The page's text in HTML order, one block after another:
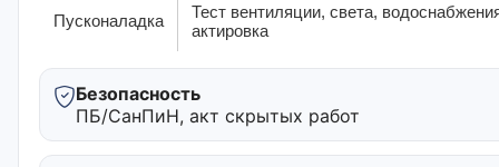
Пусконаладка
Тест вентиляции, света,
актировка
Безопасность
ПБ/СанПиН, акт скрытых работ